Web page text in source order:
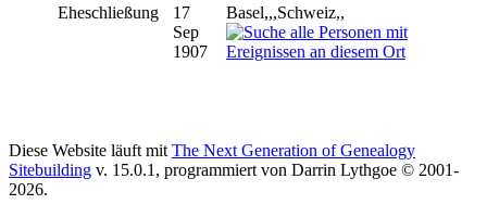
Eheschließung
17
Sep
1907
Basel,,,Schweiz,,
Diese Website läuft mit The Next Generation of Genealogy
Sitebuilding v. 15.0.1, programmiert von Darrin Lythgoe © 2001-
2026.